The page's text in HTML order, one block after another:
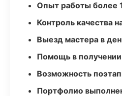
Опыт работы более
Контроль качества
Выезд мастера в
Помощь в
Возможность
Портфолио